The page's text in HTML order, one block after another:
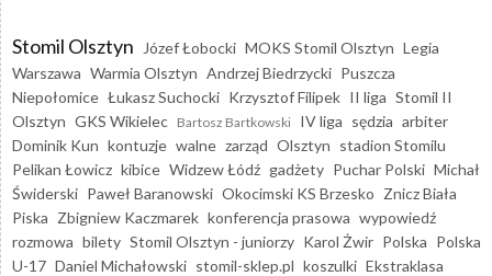
Stomil Olsztyn Józef Łobocki MOKS Stomil Olsztyn Legia
Warszawa Warmia Olsztyn Andrzej Biedrzycki Puszcza
Niepołomice Łukasz Suchocki Krzysztof Filipek II liga Stomil II
Olsztyn GKS Wikielec Bartosz Bartkowski IV liga sędzia arbiter
Dominik Kun kontuzje walne zarząd Olsztyn stadion Stomilu
Pelikan Łowicz kibice Widzew Łódź gadżety Puchar Polski Michał
Świderski Paweł Baranowski Okocimski KS Brzesko Znicz Biała
Piska Zbigniew Kaczmarek konferencja prasowa wypowiedź
rozmowa bilety Stomil Olsztyn - juniorzy Karol Żwir Polska Polska
U-17 Daniel Michałowski stomil-sklep.pl koszulki Ekstraklasa